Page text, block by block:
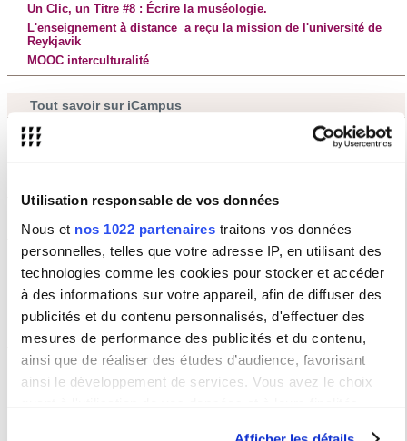
Utilisation responsable de vos données
Nous et nos 1022 partenaires traitons vos données
personnelles, telles que votre adresse IP, en utilisant des
technologies comme les cookies pour stocker et accéder
à des informations sur votre appareil, afin de diffuser des
publicités et du contenu personnalisés, d'effectuer des
mesures de performance des publicités et du contenu,
ainsi que de réaliser des études d’audience, favorisant
ainsi le développement de services. Vous avez le choix
quant à l'utilisation de vos données et à leurs finalités.
Un Clic, un Titre #8 : Écrire la muséologie.
L'enseignement à distance a reçu la mission de l'université de
Reykjavik
MOOC interculturalité
Tout savoir sur iCampus
iCampus
Glossaire
Toutes les définitions dans notre glossaire